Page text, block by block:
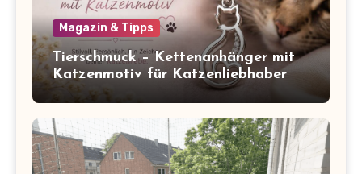
Magazin & Tipps
Tierschmuck – Kettenanhänger mit
Katzenmotiv für Katzenliebhaber